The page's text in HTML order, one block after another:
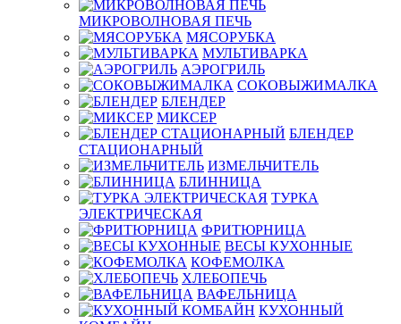
МИКРОВОЛНОВАЯ ПЕЧЬ
МЯСОРУБКА
МУЛЬТИВАРКА
АЭРОГРИЛЬ
СОКОВЫЖИМАЛКА
БЛЕНДЕР
МИКСЕР
БЛЕНДЕР
СТАЦИОНАРНЫЙ
ИЗМЕЛЬЧИТЕЛЬ
БЛИННИЦА
ТУРКА
ЭЛЕКТРИЧЕСКАЯ
ФРИТЮРНИЦА
ВЕСЫ КУХОННЫЕ
КОФЕМОЛКА
ХЛЕБОПЕЧЬ
ВАФЕЛЬНИЦА
КУХОННЫЙ